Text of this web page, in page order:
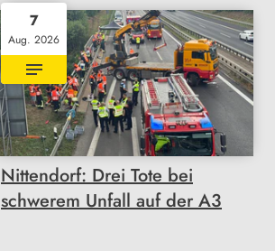
7
Aug. 2026
Nittendorf: Drei Tote bei
schwerem Unfall auf der A3